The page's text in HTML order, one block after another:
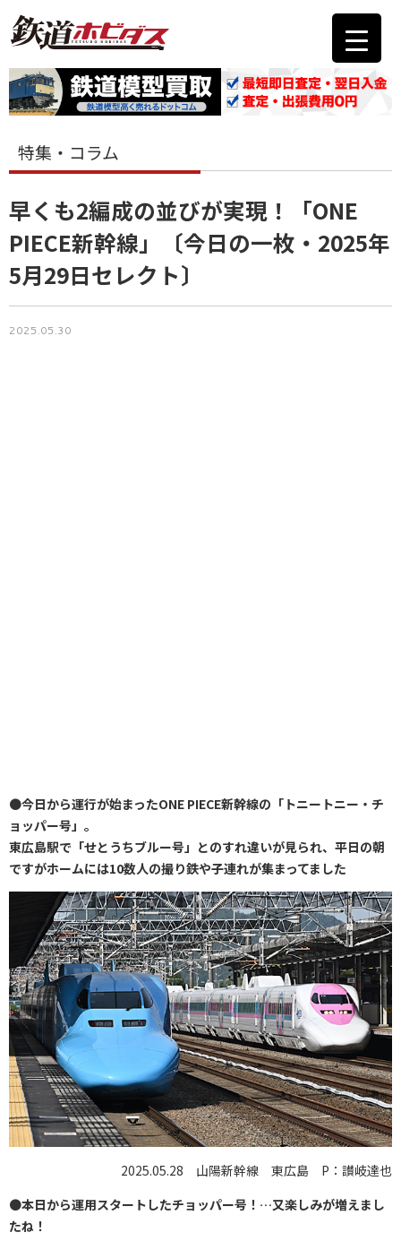
特集・コラム
早くも2編成の並びが実現！「ONE
PIECE新幹線」〔今日の一枚・2025年
5月29日セレクト〕
2025.05.30
●今日から運行が始まったONE PIECE新幹線の「トニートニー・チ
ョッパー号」。
東広島駅で「せとうちブルー号」とのすれ違いが見られ、平日の朝
ですがホームには10数人の撮り鉄や子連れが集まってました
2025.05.28 山陽新幹線 東広島 P：讃岐達也
●本日から運用スタートしたチョッパー号！…又楽しみが増えまし
たね！